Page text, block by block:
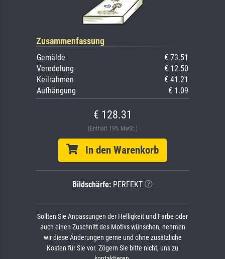
Zusammenfassung
Gemälde
€ 73.51
Veredelung
€ 12.50
Keilrahmen
€ 41.21
Aufhängung
€ 1.09
€ 128.31
(Enthält 19% MwSt.)
In den Warenkorb
Bildschärfe: PERFEKT
Sollten Sie Anpassungen der Helligkeit und Farbe oder
auch einen Zuschnitt des Motivs wünschen, nehmen
wir diese Änderungen gerne und ohne zusätzliche
Kosten für Sie vor. Zögern Sie bitte nicht, uns zu